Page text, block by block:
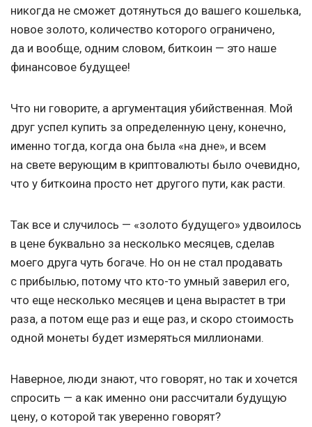
никогда не сможет дотянуться до вашего кошелька,
новое золото, количество которого ограничено,
да и вообще, одним словом, биткоин — это наше
финансовое будущее!
Что ни говорите, а аргументация убийственная. Мой
друг успел купить за определенную цену, конечно,
именно тогда, когда она была «на дне», и всем
на свете верующим в криптовалюты было очевидно,
что у биткоина просто нет другого пути, как расти.
Так все и случилось — «золото будущего» удвоилось
в цене буквально за несколько месяцев, сделав
моего друга чуть богаче. Но он не стал продавать
с прибылью, потому что кто-то умный заверил его,
что еще несколько месяцев и цена вырастет в три
раза, а потом еще раз и еще раз, и скоро стоимость
одной монеты будет измеряться миллионами.
Наверное, люди знают, что говорят, но так и хочется
спросить — а как именно они рассчитали будущую
цену, о которой так уверенно говорят?